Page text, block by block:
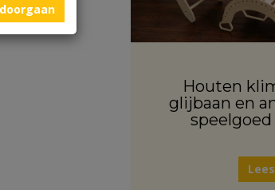
Houten
glijbaan en